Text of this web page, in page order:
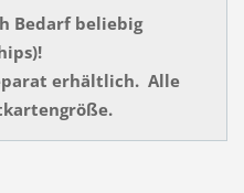
Bedarf beliebig
erhältlich. Alle